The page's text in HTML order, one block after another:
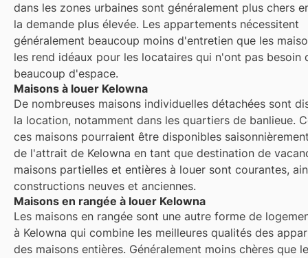
dans les zones urbaines sont généralement plus chers
la demande plus élevée. Les appartements nécessitent
généralement beaucoup moins d'entretien que les
les rend idéaux pour les locataires qui n'ont pas besoin
beaucoup d'espace.
Maisons à louer Kelowna
De nombreuses maisons individuelles détachées sont
la location, notamment dans les quartiers de banlieue.
ces maisons pourraient être disponibles
de l'attrait de Kelowna en tant que destination de
maisons partielles et entières à louer sont courantes,
constructions neuves et anciennes.
Maisons en rangée à louer Kelowna
Les maisons en rangée sont une autre forme de
à Kelowna qui combine les meilleures qualités des
des maisons entières. Généralement moins chères que